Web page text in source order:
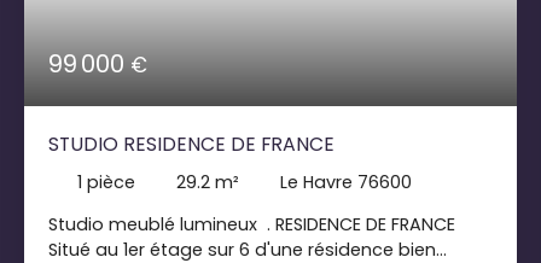
99 000 €
STUDIO RESIDENCE DE FRANCE
1 pièce 29.2 m²
Le Havre 76600
Studio meublé lumineux . RESIDENCE DE FRANCE
Situé au 1er étage sur 6 d'une résidence bien